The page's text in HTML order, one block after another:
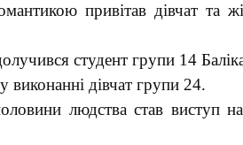
привітав дівчат та
студент групи 14
дівчат групи 24.
людства став